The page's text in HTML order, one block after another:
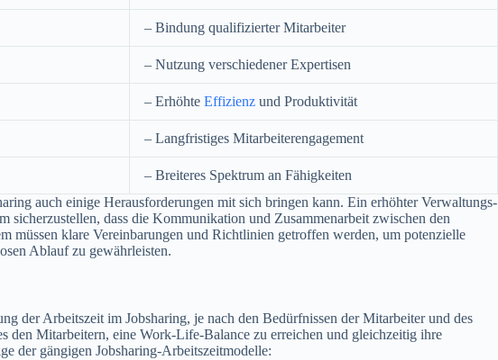
– Bindung qualifizierter Mitarbeiter
– Nutzung verschiedener Expertisen
– Erhöhte Effizienz und Produktivität
– Langfristiges Mitarbeiterengagement
– Breiteres Spektrum an Fähigkeiten
auch einige Herausforderungen mit sich bringen kann. Ein erhöhter Verwaltungs-
sicherzustellen, dass die Kommunikation und Zusammenarbeit zwischen den
müssen klare Vereinbarungen und Richtlinien getroffen werden, um potenzielle
Ablauf zu gewährleisten.
der Arbeitszeit im Jobsharing, je nach den Bedürfnissen der Mitarbeiter und des
den Mitarbeitern, eine Work-Life-Balance zu erreichen und gleichzeitig ihre
der gängigen Jobsharing-Arbeitszeitmodelle: